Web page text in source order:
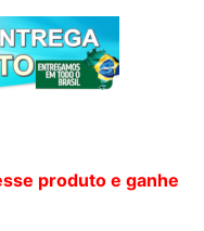
produto e ganhe